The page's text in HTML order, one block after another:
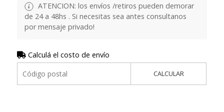
ATENCION: los envíos /retiros pueden demorar
de 24 a 48hs . Si necesitas sea antes consultanos
por mensaje privado!
Calculá el costo de envío
CALCULAR